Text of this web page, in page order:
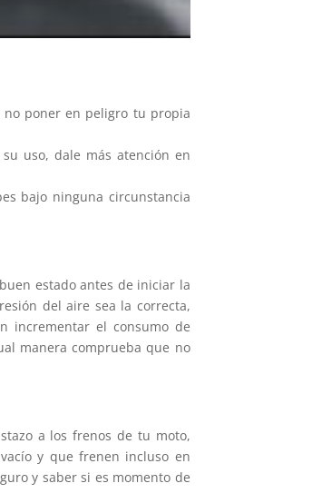
no poner en peligro tu propia
uso, dale más atención en
bajo ninguna circunstancia
estado antes de iniciar la
del aire sea la correcta,
incrementar el consumo de
manera comprueba que no
a los frenos de tu moto,
y que frenen incluso en
y saber si es momento de